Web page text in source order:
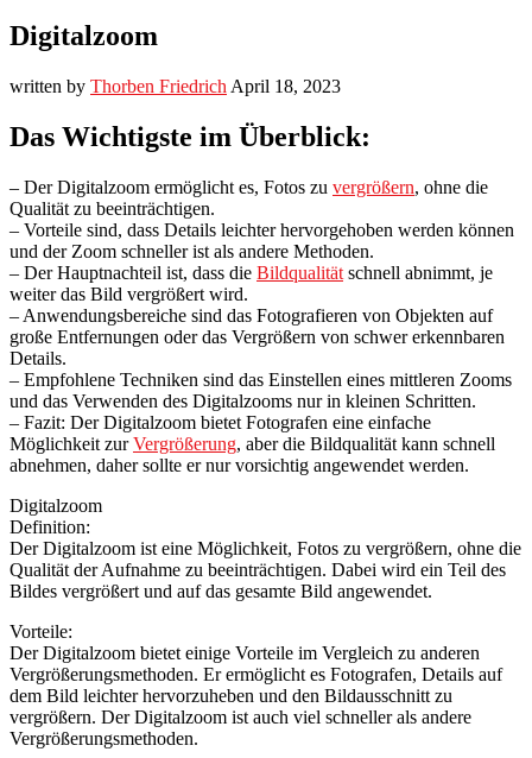
Digitalzoom
written by Thorben Friedrich April 18, 2023
Das Wichtigste im Überblick:
– Der Digitalzoom ermöglicht es, Fotos zu vergrößern, ohne die
Qualität zu beeinträchtigen.
– Vorteile sind, dass Details leichter hervorgehoben werden können
und der Zoom schneller ist als andere Methoden.
– Der Hauptnachteil ist, dass die Bildqualität schnell abnimmt, je
weiter das Bild vergrößert wird.
– Anwendungsbereiche sind das Fotografieren von Objekten auf
große Entfernungen oder das Vergrößern von schwer erkennbaren
Details.
– Empfohlene Techniken sind das Einstellen eines mittleren Zooms
und das Verwenden des Digitalzooms nur in kleinen Schritten.
– Fazit: Der Digitalzoom bietet Fotografen eine einfache
Möglichkeit zurVergrößerung, aber die Bildqualität kann schnell
abnehmen, daher sollte er nur vorsichtig angewendet werden.
Digitalzoom
Definition:
Der Digitalzoom ist eine Möglichkeit, Fotos zu vergrößern, ohne die
Qualität der Aufnahme zu beeinträchtigen. Dabei wird ein Teil des
Bildes vergrößert und auf das gesamte Bild angewendet.
Vorteile:
Der Digitalzoom bietet einige Vorteile im Vergleich zu anderen
Vergrößerungsmethoden. Er ermöglicht es Fotografen, Details auf
dem Bild leichter hervorzuheben und den Bildausschnitt zu
vergrößern. Der Digitalzoom ist auch viel schneller als andere
Vergrößerungsmethoden.